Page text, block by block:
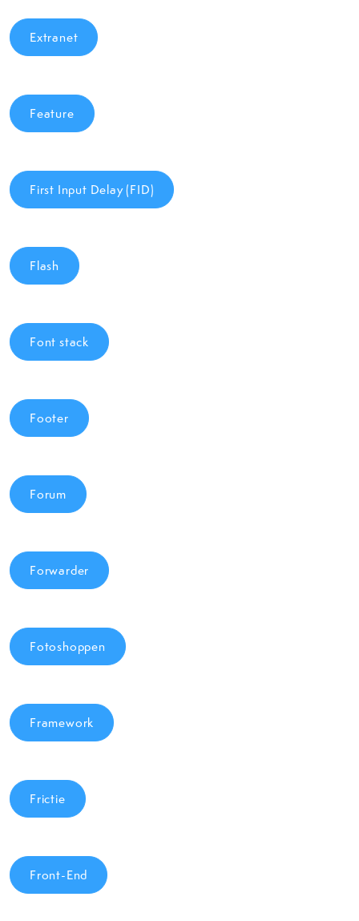
Extranet
Feature
First Input Delay (FID)
Flash
Font stack
Footer
Forum
Forwarder
Fotoshoppen
Framework
Frictie
Front-End